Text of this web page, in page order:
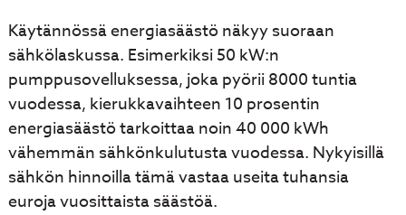
Käytännössä energiasäästö näkyy suoraan
sähkölaskussa. Esimerkiksi 50 kW:n
pumppusovelluksessa, joka pyörii 8000 tuntia
vuodessa, kierukkavaihteen 10 prosentin
energiasäästö tarkoittaa noin 40 000 kWh
vähemmän sähkönkulutusta vuodessa. Nykyisillä
sähkön hinnoilla tämä vastaa useita tuhansia
euroja vuosittaista säästöä.